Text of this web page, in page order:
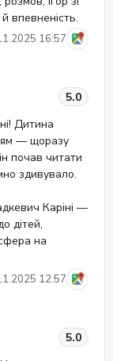
16:57
впевненість.
12:57
5.0
Дитина
— щоразу
почав читати
здивувало.
Каріні —
дітей,
на
5.0